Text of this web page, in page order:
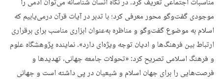
مناسبات اجتماعی تعریف کرد. در نگاه انسان شناسانه می‌توان آدمی را
موجودی گفت‌وگو محور معرفی کرد؛ با تدبر در آیات قرآن در‌می‌یابیم که
اسلام به موضوع گفت‌وگو و مناظره به‌عنوان ابزاری مناسب برای برقراری
ارتباط بین فرهنگ‌ها و ادیان توجه ویژه‌ای دارد». نماینده پژوهشگاه علوم
و فرهنگ اسلامی تصریح کرد: «تحولات جامعه جهانی، تهدیدها و
فرصت‌هایی را برای جهان اسلام و شیعیان در پی داشته است و جهانی